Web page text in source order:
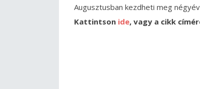
Augusztusban kezdheti meg
Kattintson ide, vagy a cikk